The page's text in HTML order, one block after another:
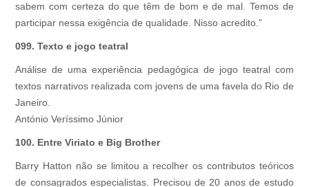
sabem com certeza do que têm de bom e de mal. Temos de
participar nessa exigência de qualidade. Nisso acredito.”
099. Texto e jogo teatral
Análise de uma experiência pedagógica de jogo teatral com
textos narrativos realizada com jovens de uma favela do Rio de
Janeiro.
António Veríssimo Júnior
100. Entre Viriato e Big Brother
Barry Hatton não se limitou a recolher os contributos teóricos
de consagrados especialistas. Precisou de 20 anos de estudo